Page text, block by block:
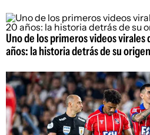
Uno de los primeros videos virales
años: la historia detrás de su origen